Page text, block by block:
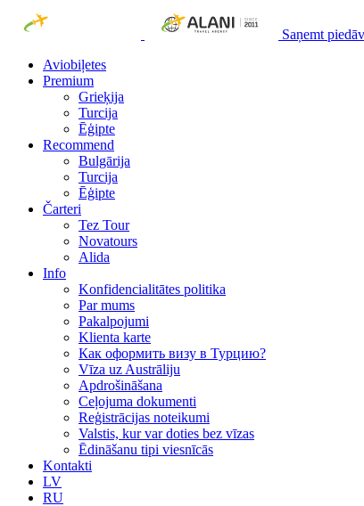
Saņemt
Aviobiļetes
Premium
Grieķija
Turcija
Ēģipte
Recommend
Bulgārija
Turcija
Ēģipte
Čarteri
Tez Tour
Novatours
Alida
Info
Konfidencialitātes politika
Par mums
Рakalpojumi
Klienta karte
Как оформить визу в Турцию?
Vīza uz Austrāliju
Apdrošināšana
Ceļojuma dokumenti
Reģistrācijas noteikumi
Valstis, kur var doties bez vīzas
Ēdināšanu tipi viesnīcās
Kontakti
LV
RU